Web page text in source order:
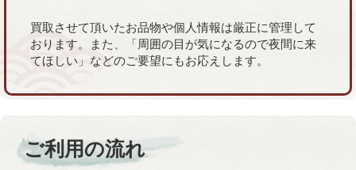
買取させて頂いたお品物や個人情報は厳正に管理して
おります。また、「周囲の目が気になるので夜間に来
てほしい」などのご要望にもお応えします。
ご利用の流れ